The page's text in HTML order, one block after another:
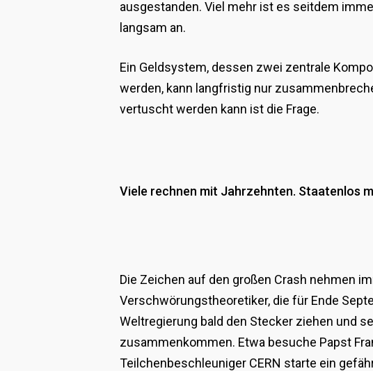
ausgestanden. Viel mehr ist es seitdem
langsam an.
Ein Geldsystem, dessen zwei zentrale
werden, kann langfristig nur
vertuscht werden kann ist die Frage.
Viele rechnen mit Jahrzehnten. Staatenlos
Die Zeichen auf den großen Crash nehmen
Verschwörungstheoretiker, die für Ende
Weltregierung bald den Stecker ziehen und
zusammenkommen. Etwa besuche Papst
Teilchenbeschleuniger CERN starte ein